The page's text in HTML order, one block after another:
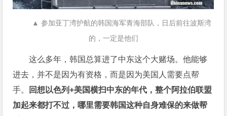
▲ 参加亚丁湾护航的韩国海军青海部队，日后前往波斯湾
的，一定是他们
这么多年，韩国总算进了中东这个大赌场。他能够
进去，并不是因为有资格，而是因为美国人需要点帮
手。
回想以色列+美国横扫中东的年代，整个阿拉伯联盟
加起来都打不过，哪里需要韩国这种自身难保的来做帮